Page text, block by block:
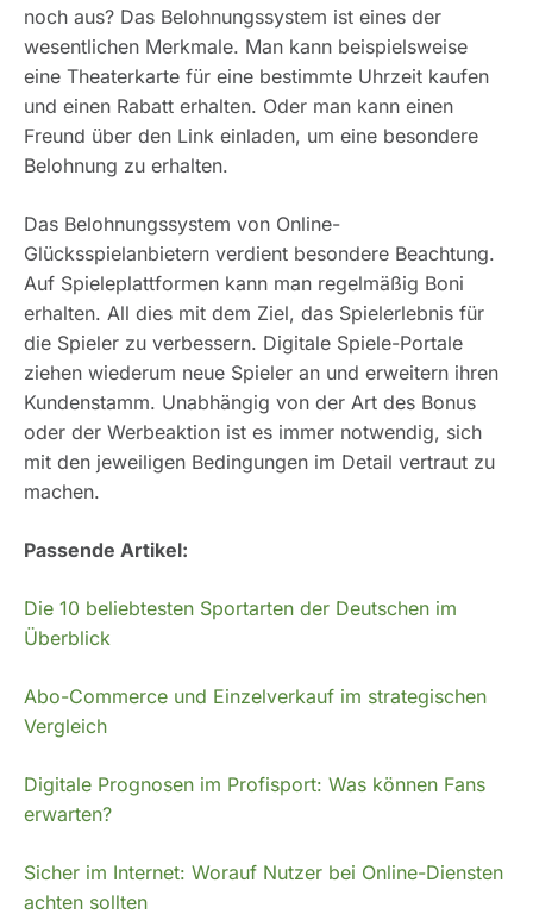
noch aus? Das Belohnungssystem ist eines der
wesentlichen Merkmale. Man kann beispielsweise
eine Theaterkarte für eine bestimmte Uhrzeit kaufen
und einen Rabatt erhalten. Oder man kann einen
Freund über den Link einladen, um eine besondere
Belohnung zu erhalten.
Das Belohnungssystem von Online-
Glücksspielanbietern verdient besondere Beachtung.
Auf Spieleplattformen kann man regelmäßig Boni
erhalten. All dies mit dem Ziel, das Spielerlebnis für
die Spieler zu verbessern. Digitale Spiele-Portale
ziehen wiederum neue Spieler an und erweitern ihren
Kundenstamm. Unabhängig von der Art des Bonus
oder der Werbeaktion ist es immer notwendig, sich
mit den jeweiligen Bedingungen im Detail vertraut zu
machen.
Passende Artikel:
Die 10 beliebtesten Sportarten der Deutschen im
Überblick
Abo-Commerce und Einzelverkauf im strategischen
Vergleich
Digitale Prognosen im Profisport: Was können Fans
erwarten?
Sicher im Internet: Worauf Nutzer bei Online-Diensten
achten sollten